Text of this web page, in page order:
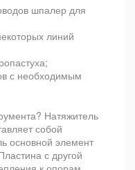
шпалер для
линий
с необходимым
Натяжитель
собой
основной элемент
с другой